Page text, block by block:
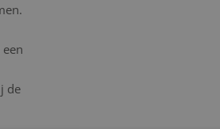
de